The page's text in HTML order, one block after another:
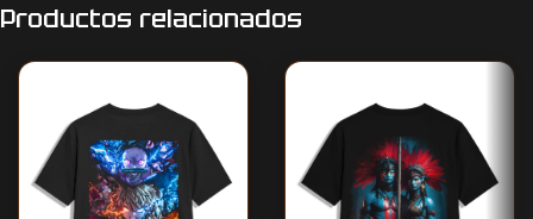
Productos relacionados